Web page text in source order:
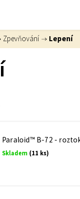
Zpevňování / Lepení
Paraloid™ B-72 -
Skladem (11 ks)